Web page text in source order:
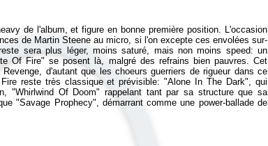
de l'album, et figure en bonne première position. L'occasion
de Martin Steene au micro, si l'on excepte ces envolées sur-
sera plus léger, moins saturé, mais non moins speed: un
Of Fire" se posent là, malgré des refrains bien pauvres. Cet
Revenge, d'autant que les choeurs guerriers de rigueur dans ce
reste très classique et prévisible: "Alone In The Dark", qui
"Whirlwind Of Doom" rappelant tant par sa structure que sa
"Savage Prophecy", démarrant comme une power-ballade de